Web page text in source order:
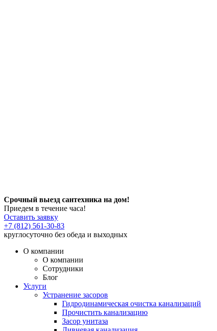
Срочный выезд сантехника на дом!
Приедем в течение часа!
Оставить заявку
+7 (812) 561-30-83
круглосуточно без обеда и выходных
О компании
О компании
Сотрудники
Блог
Услуги
Устранение засоров
Гидродинамическая очистка канализаций
Прочистить канализацию
Засор унитаза